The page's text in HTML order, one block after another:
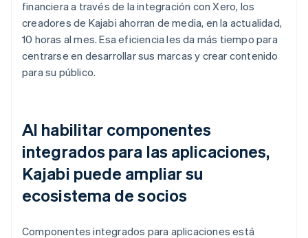
financiera a través de la integración con Xero, los
creadores de Kajabi ahorran de media, en la actualidad,
10 horas al mes. Esa eficiencia les da más tiempo para
centrarse en desarrollar sus marcas y crear contenido
para su público.
Al habilitar componentes
integrados para las aplicaciones,
Kajabi puede ampliar su
ecosistema de socios
Componentes integrados para aplicaciones está